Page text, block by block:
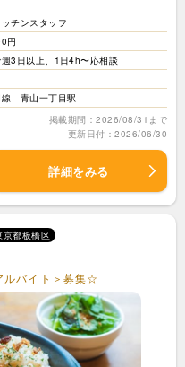
チンスタッフ
円
3日以上、1日4h〜応相談
青山一丁目駅
掲載期間：2026/08/31まで
更新日付：2026/06/30
詳細をみる
京都板橋区
ルバイト＞募集☆